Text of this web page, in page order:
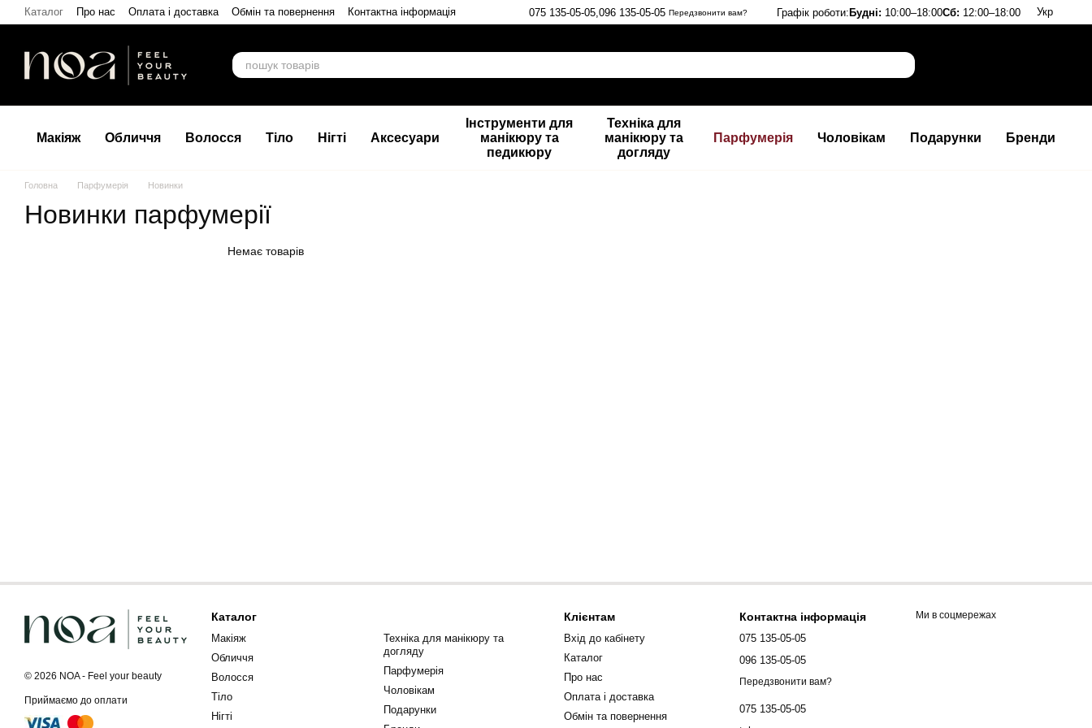
Перейти до основного контенту
Каталог Про нас Оплата і доставка Обмін та повернення Контактна інформація 075 135-05-05, 096 135-05-05 Передзвонити вам? Графік роботи:Будні: 10:00–18:00Сб: 12:00–18:00 Укр
Макіяж Обличчя Волосся Тіло Нігті Аксесуари
Інструменти для
манікюру та
педикюру
Техніка для
манікюру та
догляду
Парфумерія Чоловікам Подарунки Бренди
Головна Парфумерія Новинки
Новинки парфумерії
Немає товарів
© 2026 NOA - Feel your beauty
Приймаємо до оплати
Каталог
Макіяж
Обличчя
Волосся
Тіло
Нігті
Техніка для манікюру та
догляду
Парфумерія
Чоловікам
Подарунки
Клієнтам
Вхід до кабінету
Каталог
Про нас
Оплата і доставка
Обмін та повернення
Контактна інформація
075 135-05-05
096 135-05-05
Передзвонити вам?
075 135-05-05
Ми в соцмережах